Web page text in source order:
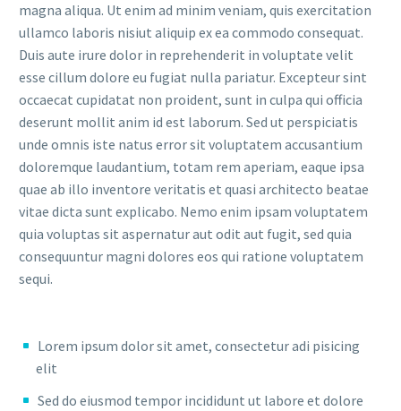
magna aliqua. Ut enim ad minim veniam, quis exercitation
ullamco laboris nisiut aliquip ex ea commodo consequat.
Duis aute irure dolor in reprehenderit in voluptate velit
esse cillum dolore eu fugiat nulla pariatur. Excepteur sint
occaecat cupidatat non proident, sunt in culpa qui officia
deserunt mollit anim id est laborum. Sed ut perspiciatis
unde omnis iste natus error sit voluptatem accusantium
doloremque laudantium, totam rem aperiam, eaque ipsa
quae ab illo inventore veritatis et quasi architecto beatae
vitae dicta sunt explicabo. Nemo enim ipsam voluptatem
quia voluptas sit aspernatur aut odit aut fugit, sed quia
consequuntur magni dolores eos qui ratione voluptatem
sequi.
Lorem ipsum dolor sit amet, consectetur adi pisicing
elit
Sed do eiusmod tempor incididunt ut labore et dolore